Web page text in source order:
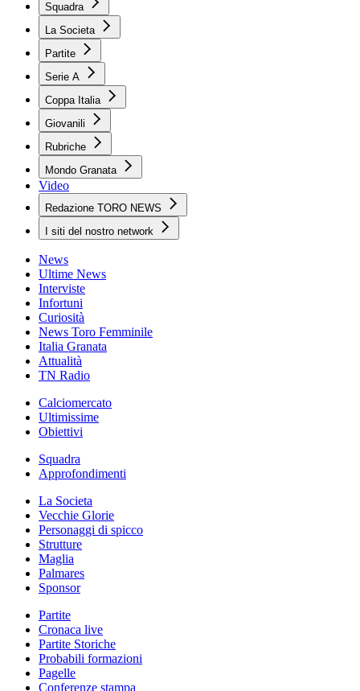
Squadra
La Societa
Partite
Serie A
Coppa Italia
Giovanili
Rubriche
Mondo Granata
Video
Redazione TORO NEWS
I siti del nostro network
News
Ultime News
Interviste
Infortuni
Curiosità
News Toro Femminile
Italia Granata
Attualità
TN Radio
Calciomercato
Ultimissime
Obiettivi
Squadra
Approfondimenti
La Societa
Vecchie Glorie
Personaggi di spicco
Strutture
Maglia
Palmares
Sponsor
Partite
Cronaca live
Partite Storiche
Probabili formazioni
Pagelle
Conferenze stampa